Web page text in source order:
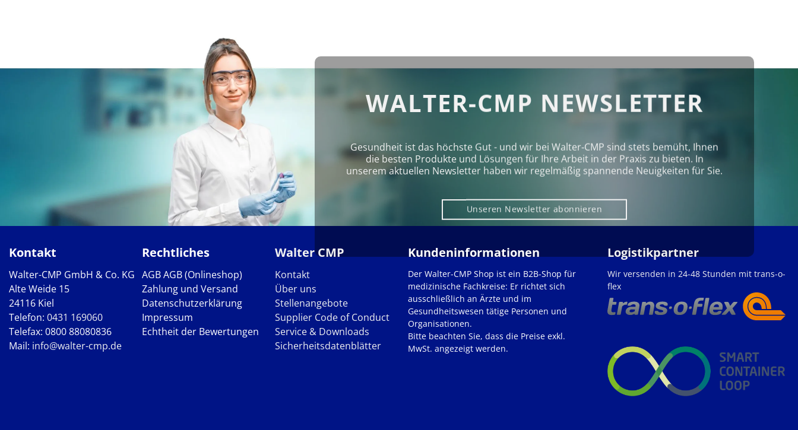
WALTER-CMP NEWSLETTER
Gesundheit ist das höchste Gut - und wir bei Walter‑CMP sind stets bemüht, Ihnen
die besten Produkte und Lösungen für Ihre Arbeit in der Praxis zu bieten. In
unserem aktuellen Newsletter haben wir regelmäßig spannende Neuigkeiten für Sie.
Unseren Newsletter abonnieren
Kontakt
Walter-CMP GmbH & Co. KG
Alte Weide 15
24116 Kiel
Telefon: 0431 169060
Telefax: 0800 88080836
Mail: info@walter-cmp.de
Rechtliches
AGBAGB (Onlineshop)
Zahlung und Versand
Datenschutzerklärung
Impressum
Echtheit der Bewertungen
Walter CMP
Kontakt
Über uns
Stellenangebote
Supplier Code of Conduct
Service & Downloads
Sicherheitsdatenblätter
Kundeninformationen
Der Walter-CMP Shop ist ein B2B-Shop für
medizinische Fachkreise: Er richtet sich
ausschließlich an Ärzte und im
Gesundheitswesen tätige Personen und
Organisationen.
Bitte beachten Sie, dass die Preise exkl.
MwSt. angezeigt werden.
Logistikpartner
Wir versenden in 24-48 Stunden mit trans-o-
flex